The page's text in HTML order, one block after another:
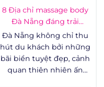
rào cản tâm lý lớn.
Không chỉ ảnh hưởng
đến yếu tố thẩm mỹ,
một số trường hợp bớt
mạch máu còn liên quan
đến các vấn đề y khoa
cần được theo dõi sát
8 Địa chỉ massage body
Đà Nẵng đáng trải
nghiệm
Đà Nẵng không chỉ thu
hút du khách bởi những
bãi biển tuyệt đẹp, cảnh
quan thiên nhiên ấn